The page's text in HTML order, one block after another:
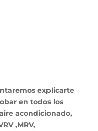
explicarte
en todos los
acondicionado,
,MRV,